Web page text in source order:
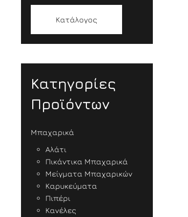
Κατάλογος
Κατηγορίες
Προϊόντων
Μπαχαρικά
Αλάτι
Πικάντικα Μπαχαρικά
Μείγματα Μπαχαρικών
Καρυκεύματα
Πιπέρι
Κανέλες